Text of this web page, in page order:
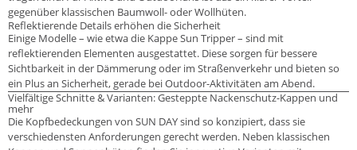
gegenüber klassischen Baumwoll- oder Wollhüten.
Reflektierende Details erhöhen die Sicherheit
Einige Modelle – wie etwa die Kappe Sun Tripper – sind mit
reflektierenden Elementen ausgestattet. Diese sorgen für bessere
Sichtbarkeit in der Dämmerung oder im Straßenverkehr und bieten so
ein Plus an Sicherheit, gerade bei Outdoor-Aktivitäten am Abend.
Vielfältige Schnitte & Varianten: Gesteppte Nackenschutz-Kappen und
mehr
Die Kopfbedeckungen von SUN DAY sind so konzipiert, dass sie
verschiedensten Anforderungen gerecht werden. Neben klassischen